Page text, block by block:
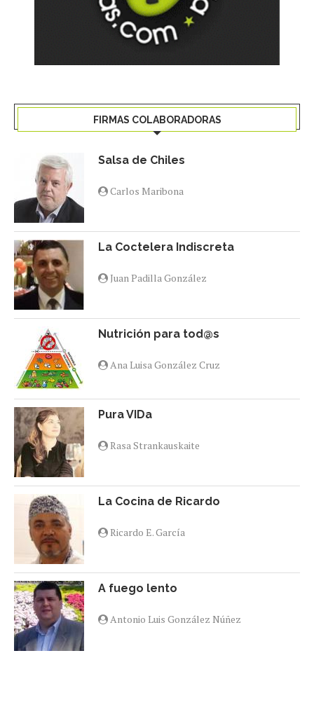
FIRMAS COLABORADORAS
Salsa de Chiles
Carlos Maribona
La Coctelera Indiscreta
Juan Padilla González
Nutrición para tod@s
Ana Luisa González Cruz
Pura VIDa
Rasa Strankauskaite
La Cocina de Ricardo
Ricardo E. García
A fuego lento
Antonio Luis González Núñez